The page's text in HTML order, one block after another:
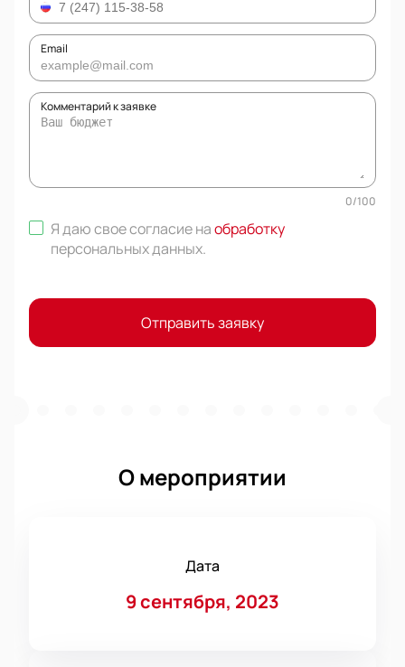
Email
Комментарий к заявке
0/100
Я даю свое согласие наобработку
персональных данных.
Отправить заявку
О мероприятии
Дата
9 сентября, 2023